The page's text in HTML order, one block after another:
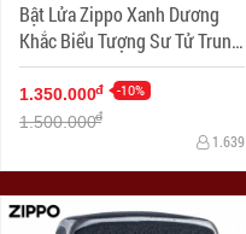
Bật Lửa Zippo Xanh Dương
Khắc Biểu Tượng Sư Tử Trung
Cổ
1.350.000đ -10%
1.500.000đ
1.639